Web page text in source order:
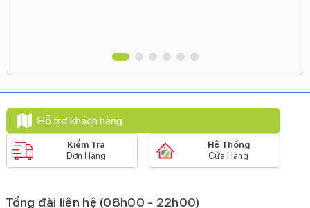
Hỗ trợ khách hàng
Kiểm Tra
Đơn Hàng
Hệ Thống
Cửa Hàng
Tổng đài liên hệ (08h00 - 22h00)